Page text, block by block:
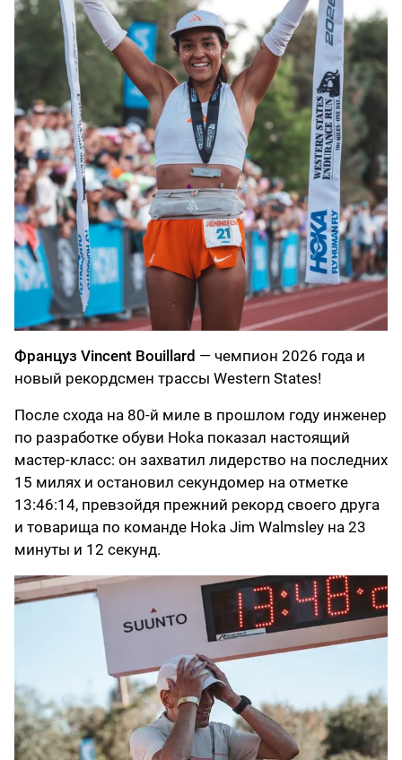
Француз Vincent Bouillard — чемпион 2026 года и
новый рекордсмен трассы Western States!
После схода на 80-й миле в прошлом году инженер
по разработке обуви Hoka показал настоящий
мастер-класс: он захватил лидерство на последних
15 милях и остановил секундомер на отметке
13:46:14, превзойдя прежний рекорд своего друга
и товарища по команде Hoka Jim Walmsley на 23
минуты и 12 секунд.